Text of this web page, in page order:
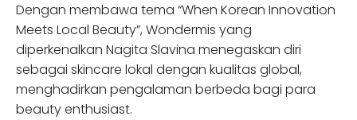
Dengan membawa tema “When Korean Innovation
Meets Local Beauty”, Wondermis yang
diperkenalkan Nagita Slavina menegaskan diri
sebagai skincare lokal dengan kualitas global,
menghadirkan pengalaman berbeda bagi para
beauty enthusiast.